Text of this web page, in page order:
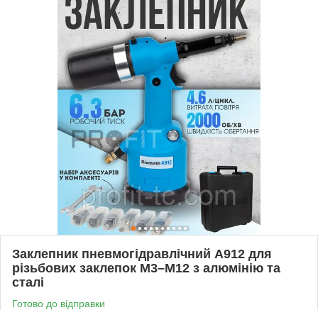
Заклепник пневмогідравлічний A912 для
різьбових заклепок М3–М12 з алюмінію та
сталі
Готово до відправки